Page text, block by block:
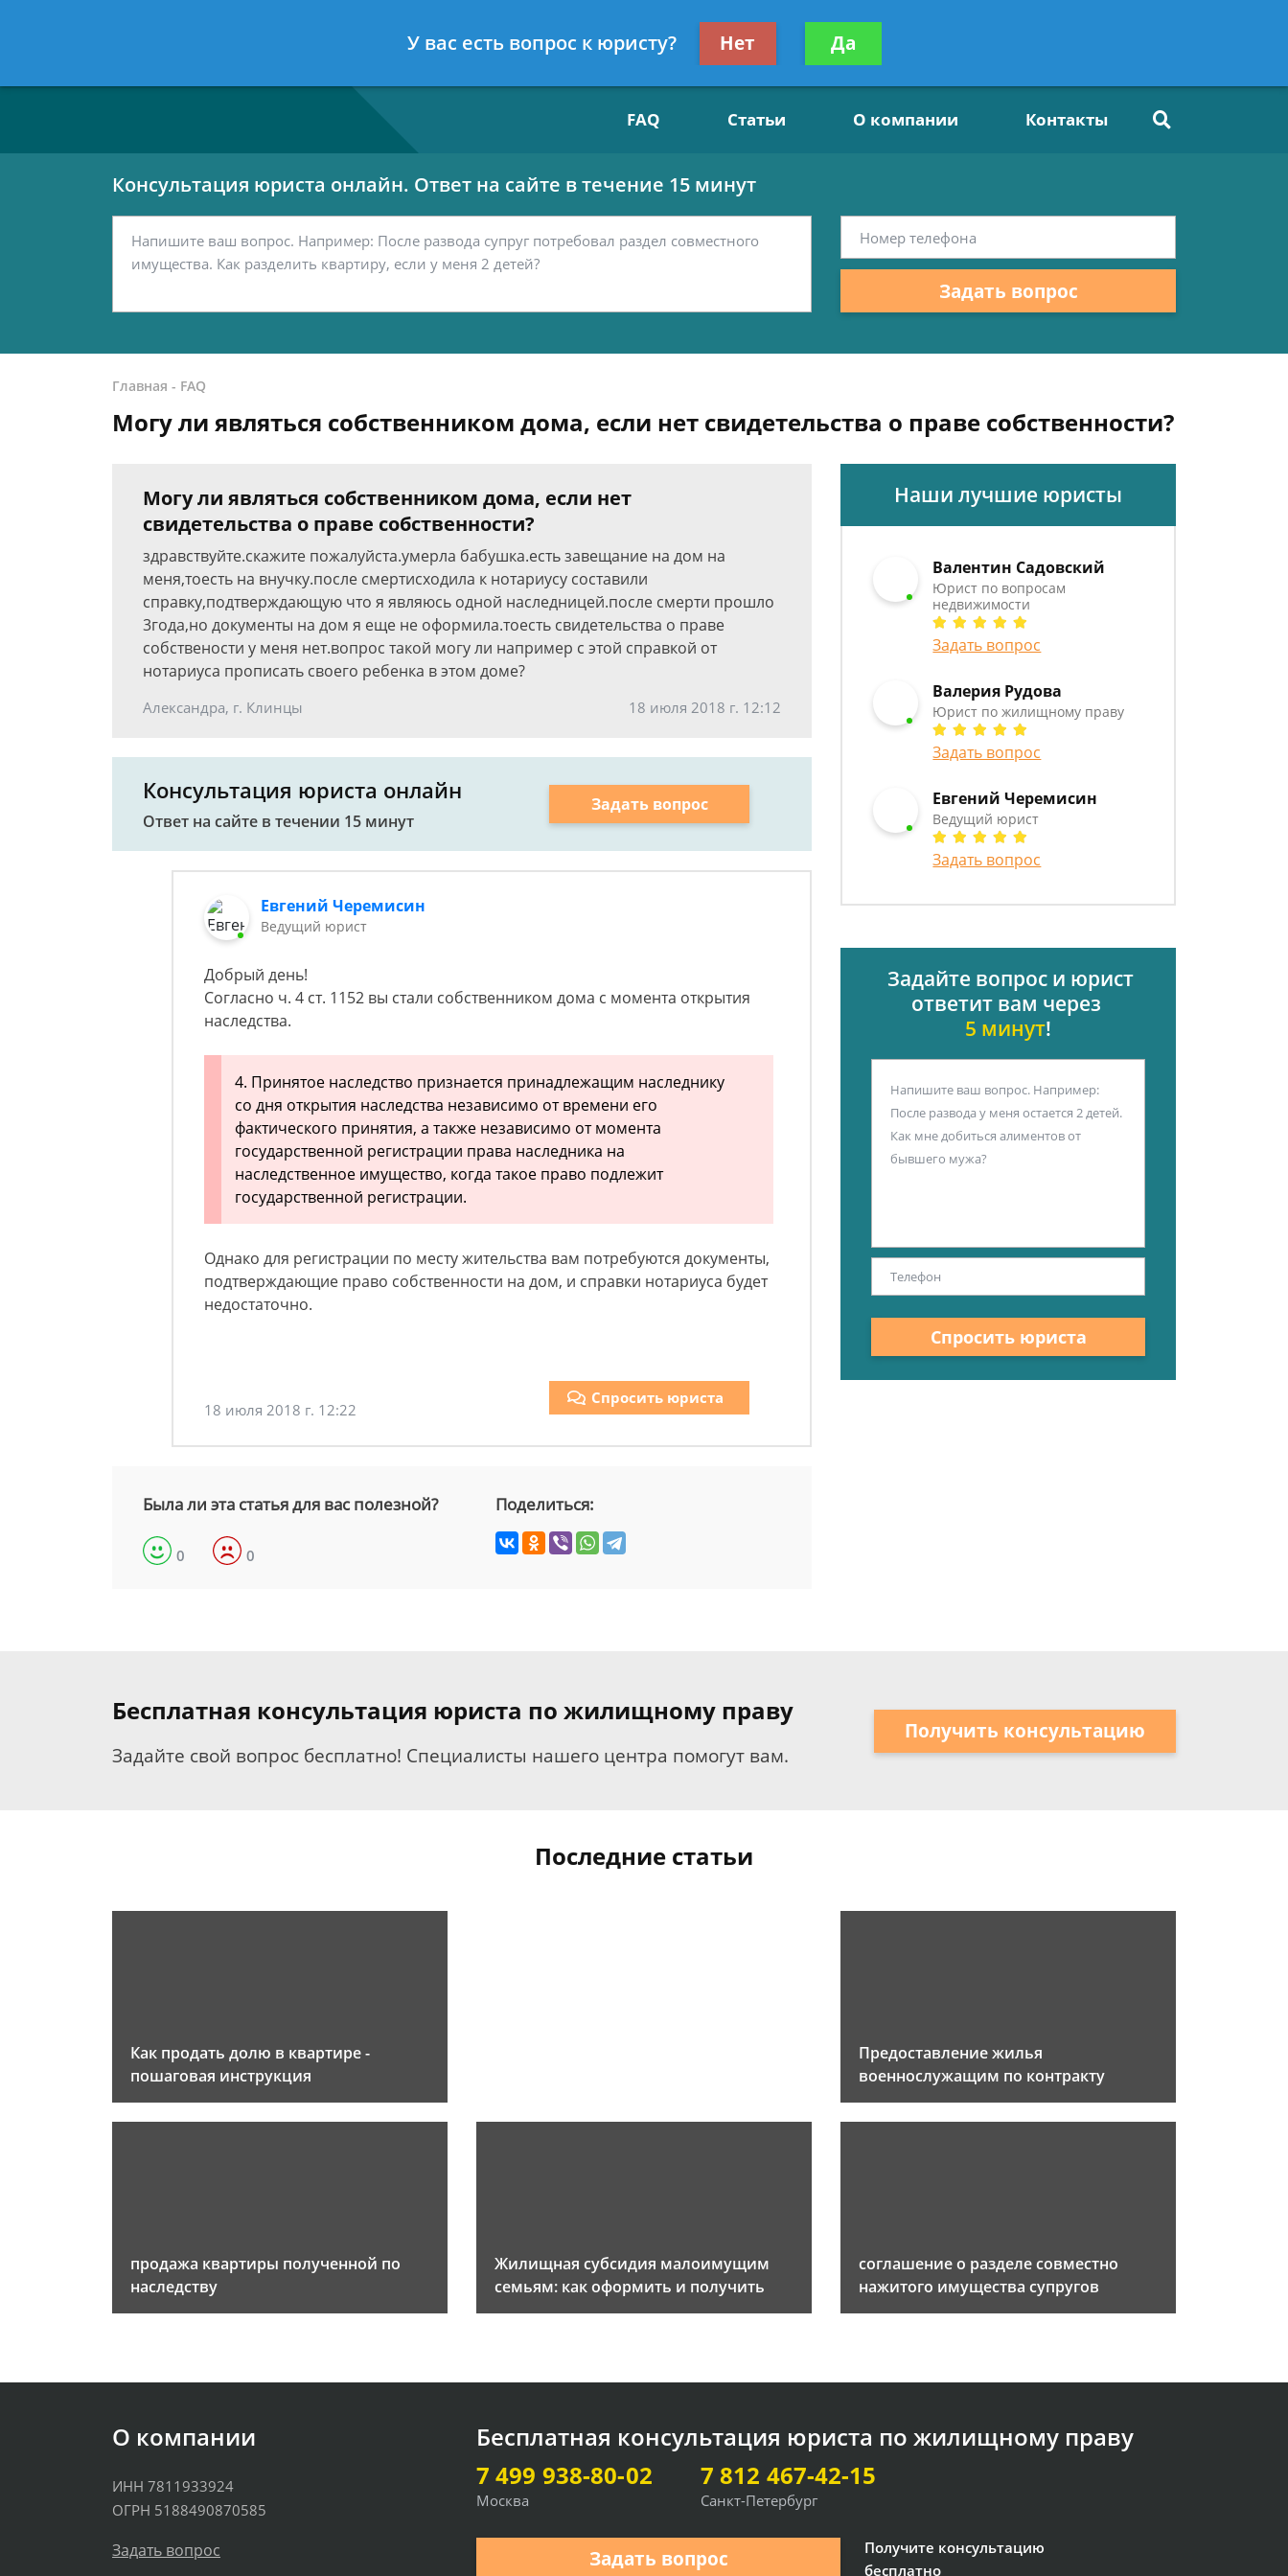
7 812 467-42-15
Получите консультацию
бесплатно
FAQ Статьи О компании Контакты
Консультация юриста онлайн. Ответ на сайте в течение 15 минут
Задать вопрос
Главная - FAQ
Могу ли являться собственником дома, если нет свидетельства о праве собственности?
Могу ли являться собственником дома, если нет
свидетельства о праве собственности?
здравствуйте.скажите пожалуйста.умерла бабушка.есть завещание на дом на
меня,тоесть на внучку.после смертисходила к нотариусу составили
справку,подтверждающую что я являюсь одной наследницей.после смерти прошло
3года,но документы на дом я еще не оформила.тоесть свидетельства о праве
собствености у меня нет.вопрос такой могу ли например с этой справкой от
нотариуса прописать своего ребенка в этом доме?
Александра, г. Клинцы 18 июля 2018 г. 12:12
Консультация юриста онлайн
Ответ на сайте в течении 15 минут
Задать вопрос
Евгений Черемисин
Ведущий юрист
Добрый день!
Согласно ч. 4 ст. 1152 вы стали собственником дома с момента открытия
наследства.
4. Принятое наследство признается принадлежащим наследнику
со дня открытия наследства независимо от времени его
фактического принятия, а также независимо от момента
государственной регистрации права наследника на
наследственное имущество, когда такое право подлежит
государственной регистрации.
Однако для регистрации по месту жительства вам потребуются документы,
подтверждающие право собственности на дом, и справки нотариуса будет
недостаточно.
18 июля 2018 г. 12:22
Спросить юриста
Была ли эта статья для вас полезной?
0 0
Поделиться:
Наши лучшие юристы
Валентин Садовский
Юрист по вопросам
недвижимости
Задать вопрос
Валерия Рудова
Юрист по жилищному праву
Задать вопрос
Евгений Черемисин
Ведущий юрист
Задать вопрос
Задайте вопрос и юрист
ответит вам через
5 минут!
Спросить юриста
Бесплатная консультация юриста по жилищному праву
Задайте свой вопрос бесплатно! Специалисты нашего центра помогут вам.
Получить консультацию
Последние статьи
Как продать долю в квартире -
пошаговая инструкция
Предоставление жилья
военнослужащим по контракту
продажа квартиры полученной по
наследству
Жилищная субсидия малоимущим
семьям: как оформить и получить
соглашение о разделе совместно
нажитого имущества супругов
О компании
ИНН 7811933924
ОГРН 5188490870585
Задать вопрос
Бесплатная консультация юриста по жилищному праву
7 499 938-80-02
Москва
7 812 467-42-15
Санкт-Петербург
Задать вопрос
Получите консультацию
бесплатно
У вас есть вопрос к юристу? Нет Да